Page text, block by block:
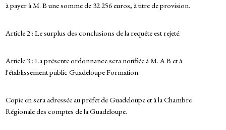
à payer à M. B une somme de 32 256 euros, à titre de provision.
Article 2 : Le surplus des conclusions de la requête est rejeté.
Article 3 : La présente ordonnance sera notifiée à M. A B et à
l'établissement public Guadeloupe Formation.
Copie en sera adressée au préfet de Guadeloupe et à la Chambre
Régionale des comptes de la Guadeloupe.